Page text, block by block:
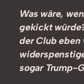
Was wäre,
gekickt
der Club eben
sogar Trump-